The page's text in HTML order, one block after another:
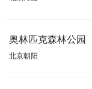
奥林匹克森林公园
北京朝阳